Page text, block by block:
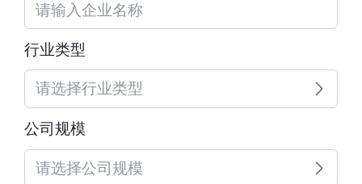
行业类型
请选择行业类型
公司规模
请选择公司规模